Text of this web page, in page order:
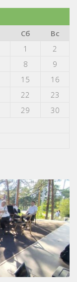
Сб Вс
1
2
8
9
15
16
22
23
29
30